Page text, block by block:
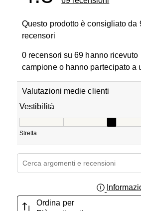
Questo prodotto è consigliato da
recensori
0 recensori su 69 hanno ricevuto
campione o hanno partecipato a
Valutazioni medie clienti
Vestibilità
Stretta
Cerca argomenti e ricerca delle
Ordina per